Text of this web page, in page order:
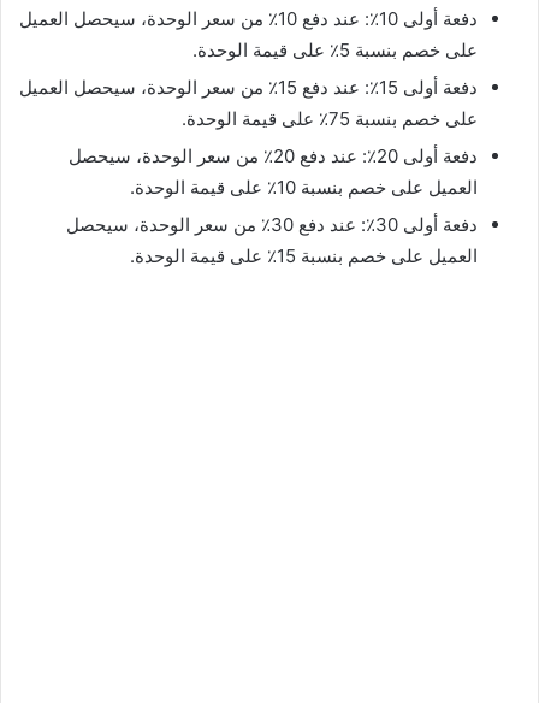
دفعة أولى 10٪: عند دفع 10٪ من سعر الوحدة، سيحصل العميل
على خصم بنسبة 5٪ على قيمة الوحدة.
دفعة أولى 15٪: عند دفع 15٪ من سعر الوحدة، سيحصل العميل
على خصم بنسبة 75٪ على قيمة الوحدة.
دفعة أولى 20٪: عند دفع 20٪ من سعر الوحدة، سيحصل
العميل على خصم بنسبة 10٪ على قيمة الوحدة.
دفعة أولى 30٪: عند دفع 30٪ من سعر الوحدة، سيحصل
العميل على خصم بنسبة 15٪ على قيمة الوحدة.